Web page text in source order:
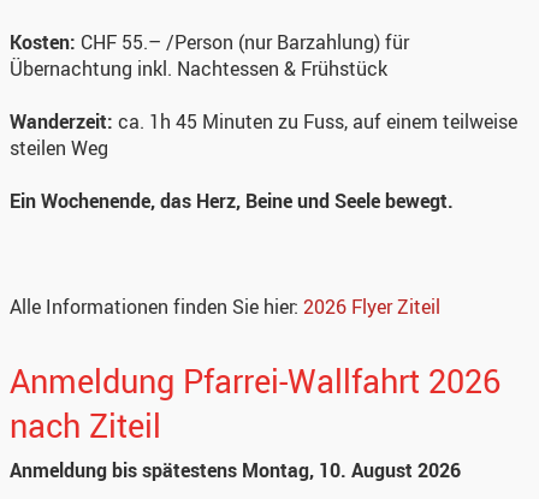
Kosten: CHF 55.– /Person (nur Barzahlung) für
Übernachtung inkl. Nachtessen & Frühstück
Wanderzeit: ca. 1h 45 Minuten zu Fuss, auf einem teilweise
steilen Weg
Ein Wochenende, das Herz, Beine und Seele bewegt.
Alle Informationen finden Sie hier: 2026 Flyer Ziteil
Anmeldung Pfarrei-Wallfahrt 2026
nach Ziteil
Anmeldung bis spätestens Montag, 10. August 2026